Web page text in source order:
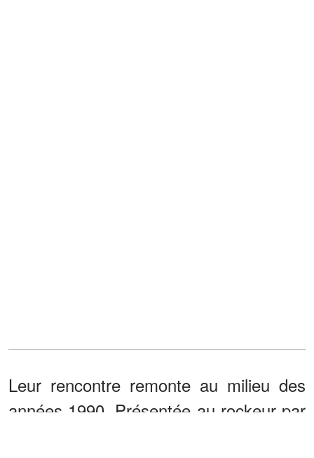
Leur rencontre remonte au milieu des
années 1990. Présentée au rockeur par